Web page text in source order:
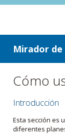
ir a contenido
ir al menú
Mirador
Cómo
Introducción
Esta sección es
diferentes